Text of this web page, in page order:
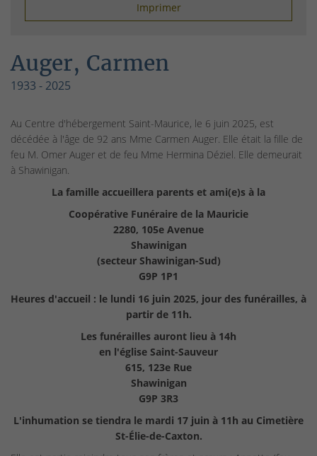
Imprimer
Auger, Carmen
1933 - 2025
Au Centre d'hébergement Saint-Maurice, le 6 juin 2025, est
décédée à l'âge de 92 ans Mme Carmen Auger. Elle était la fille de
feu M. Omer Auger et de feu Mme Hermina Déziel. Elle demeurait
à Shawinigan.
La famille accueillera parents et ami(e)s à la
Coopérative Funéraire de la Mauricie
2280, 105e Avenue
Shawinigan
(secteur Shawinigan-Sud)
G9P 1P1
Heures d'accueil : le lundi 16 juin 2025, jour des funérailles, à
partir de 11h.
Les funérailles auront lieu à 14h
en l'église Saint-Sauveur
615, 123e Rue
Shawinigan
G9P 3R3
L'inhumation se tiendra le mardi 17 juin à 11h au Cimetière
St-Élie-de-Caxton.